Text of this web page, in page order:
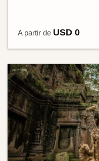
A partir de USD 0